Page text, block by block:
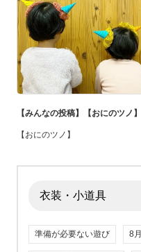
【みんなの投稿】【おにのツノ】
【おにのツノ】
準備が必要ない遊び 8月